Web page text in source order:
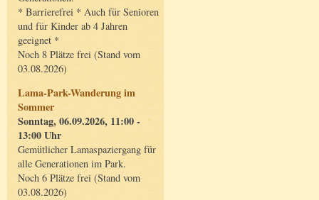
* Barrierefrei * Auch für Senioren
und für Kinder ab 4 Jahren
geeignet *
Noch 8 Plätze frei (Stand vom
03.08.2026)
Lama-Park-Wanderung im
Sommer
Sonntag, 06.09.2026, 11:00 -
13:00 Uhr
Gemütlicher Lamaspaziergang für
alle Generationen im Park.
Noch 6 Plätze frei (Stand vom
03.08.2026)